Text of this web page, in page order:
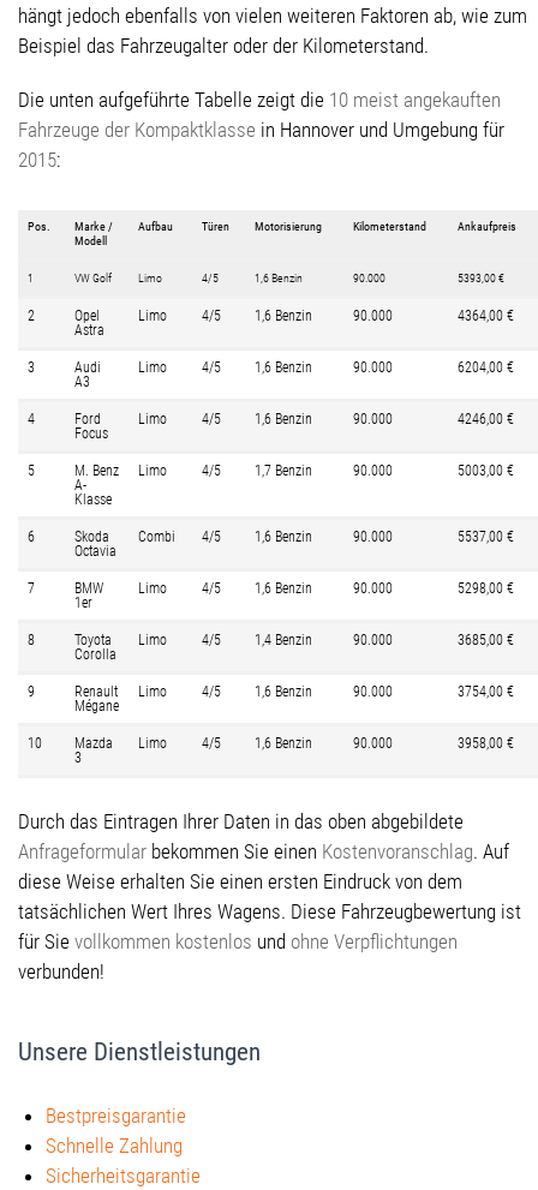
hängt jedoch ebenfalls von vielen weiteren Faktoren ab, wie zum
Beispiel das Fahrzeugalter oder der Kilometerstand.
Die unten aufgeführte Tabelle zeigt die 10 meist angekauften
Fahrzeuge der Kompaktklasse in Hannover und Umgebung für
2015:
Pos.
Marke /
Modell
Aufbau Türen Motorisierung Kilometerstand Ankaufpreis
1 VW Golf Limo 4/5 1,6 Benzin 90.000 5393,00 €
2
Opel
Astra
Limo 4/5 1,6 Benzin 90.000 4364,00 €
3
Audi
A3
Limo 4/5 1,6 Benzin 90.000 6204,00 €
4
Ford
Focus
Limo 4/5 1,6 Benzin 90.000 4246,00 €
5
M. Benz
A-
Klasse
Limo 4/5 1,7 Benzin 90.000 5003,00 €
6
Skoda
Octavia
Combi 4/5 1,6 Benzin 90.000 5537,00 €
7
BMW
1er
Limo 4/5 1,6 Benzin 90.000 5298,00 €
8
Toyota
Corolla
Limo 4/5 1,4 Benzin 90.000 3685,00 €
9
Renault
Mégane
Limo 4/5 1,6 Benzin 90.000 3754,00 €
10
Mazda
3
Limo 4/5 1,6 Benzin 90.000 3958,00 €
Durch das Eintragen Ihrer Daten in das oben abgebildete
Anfrageformular bekommen Sie einen Kostenvoranschlag. Auf
diese Weise erhalten Sie einen ersten Eindruck von dem
tatsächlichen Wert Ihres Wagens. Diese Fahrzeugbewertung ist
für Sie vollkommen kostenlos und ohne Verpflichtungen
verbunden!
Unsere Dienstleistungen
Bestpreisgarantie
Schnelle Zahlung
Sicherheitsgarantie